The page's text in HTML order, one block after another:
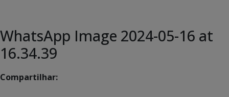
WhatsApp Image 2024-05-16 at
16.34.39
Compartilhar: